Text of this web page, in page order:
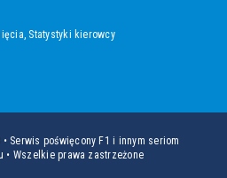
, Statystyki kierowcy
• Serwis poświęcony F1 i innym seriom
• Wszelkie prawa zastrzeżone